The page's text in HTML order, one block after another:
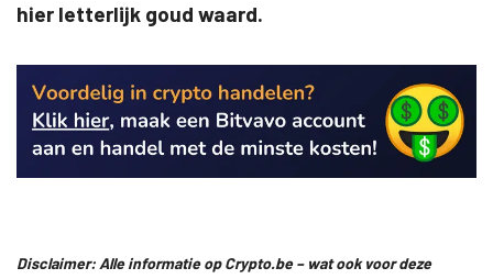
hier letterlijk goud waard.
Disclaimer: Alle informatie op Crypto.be – wat ook voor deze